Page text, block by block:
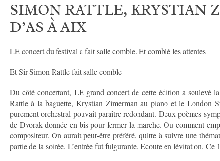
SIMON RATTLE, KRYSTIAN
D’AS À AIX
LE concert du festival a fait salle comble. Et comblé les attentes
Et Sir Simon Rattle fait salle comble
Du côté concertant, LE grand concert de cette édition a soulevé
Rattle à la baguette, Krystian Zimerman au piano et le London
purement orchestral pouvait paraître redondant. Deux poèmes
de Dvorak donnée en bis pour fermer la marche. Ou com­ment
compositeur. On aurait peut-être préféré, quitte à suivre une
partie de la soirée. L’entrée fut fulgurante. Ecoute en lévitation. Ce